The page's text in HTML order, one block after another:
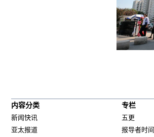
内容分类
新闻快讯
亚太报道
专栏
五更
报导者时间